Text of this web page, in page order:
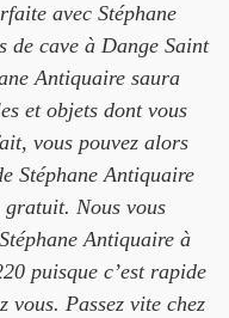
avec Stéphane
de cave à Dange Saint
Antiquaire saura
et objets dont vous
vous pouvez alors
Stéphane Antiquaire
Nous vous
Antiquaire à
puisque c’est rapide
vous. Passez vite chez